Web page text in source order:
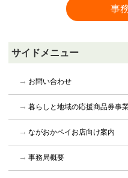
事
サイドメニュー
お問い合わせ
暮らしと地域の応援商品券事
ながおかペイお店向け案内
事務局概要